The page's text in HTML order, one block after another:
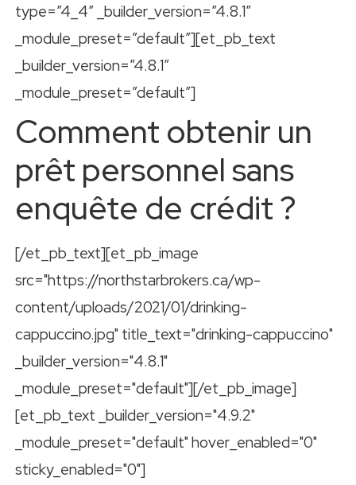
type=”4_4″ _builder_version=”4.8.1″
_module_preset=”default”][et_pb_text
_builder_version=”4.8.1″
_module_preset=”default”]
Comment obtenir un
prêt personnel sans
enquête de crédit ?
[/et_pb_text][et_pb_image
src="https://northstarbrokers.ca/wp-
content/uploads/2021/01/drinking-
cappuccino.jpg" title_text="drinking-cappuccino"
_builder_version="4.8.1"
_module_preset="default"][/et_pb_image]
[et_pb_text _builder_version="4.9.2"
_module_preset="default" hover_enabled="0"
sticky_enabled="0"]